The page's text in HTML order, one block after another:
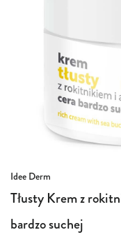
Idee Derm
Tłusty Krem z
bardzo suchej
Przejdź
początek
galerii